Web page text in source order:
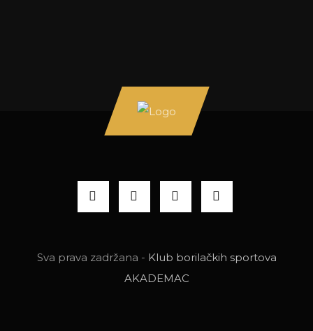
Sva prava zadržana - Klub borilačkih sportova
AKADEMAC